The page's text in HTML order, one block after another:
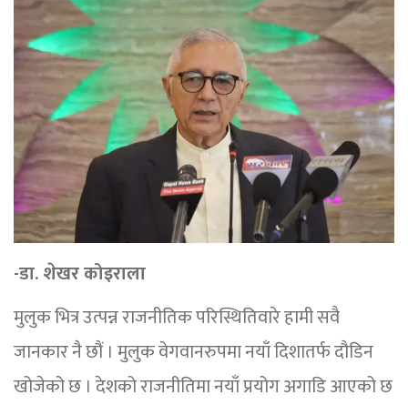
-डा. शेखर कोइराला
मुलुक भित्र उत्पन्न राजनीतिक परिस्थितिवारे हामी सवै
जानकार नै छौं । मुलुक वेगवानरुपमा नयाँ दिशातर्फ दौडिन
खोजेको छ । देशको राजनीतिमा नयाँ प्रयोग अगाडि आएको छ